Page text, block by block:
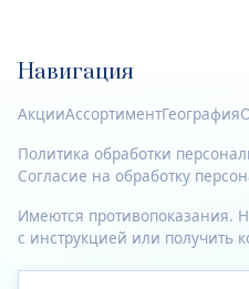
Навигация
АкцииАссортиментГеография
Политика обработки
Согласие на обработку
Имеются противопоказания.
с инструкцией или получить
© 2023—2026 Все права